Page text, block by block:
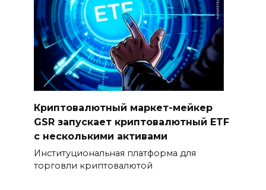
Криптовалютный маркет-мейкер
GSR запускает криптовалютный ETF
с несколькими активами
Институциональная платформа для
торговли криптовалютой